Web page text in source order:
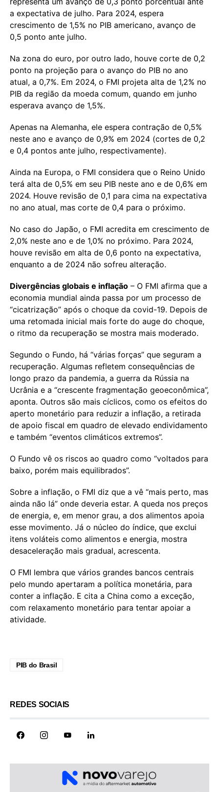
a expectativa de julho. Para 2024, espera
crescimento de 1,5% no PIB americano, avanço de
0,5 ponto ante julho.
Na zona do euro, por outro lado, houve corte de 0,2
ponto na projeção para o avanço do PIB no ano
atual, a 0,7%. Em 2024, o FMI projeta alta de 1,2% no
PIB da região da moeda comum, quando em junho
esperava avanço de 1,5%.
Apenas na Alemanha, ele espera contração de 0,5%
neste ano e avanço de 0,9% em 2024 (cortes de 0,2
e 0,4 pontos ante julho, respectivamente).
Ainda na Europa, o FMI considera que o Reino Unido
terá alta de 0,5% em seu PIB neste ano e de 0,6% em
2024. Houve revisão de 0,1 para cima na expectativa
no ano atual, mas corte de 0,4 para o próximo.
No caso do Japão, o FMI acredita em crescimento de
2,0% neste ano e de 1,0% no próximo. Para 2024,
houve revisão em alta de 0,6 ponto na expectativa,
enquanto a de 2024 não sofreu alteração.
Divergências globais e inflação – O FMI afirma que a
economia mundial ainda passa por um processo de
“cicatrização” após o choque da covid-19. Depois de
uma retomada inicial mais forte do auge do choque,
o ritmo da recuperação se mostra mais moderado.
Segundo o Fundo, há “várias forças” que seguram a
recuperação. Algumas refletem consequências de
longo prazo da pandemia, a guerra da Rússia na
Ucrânia e a “crescente fragmentação geoeconômica”,
aponta. Outros são mais cíclicos, como os efeitos do
aperto monetário para reduzir a inflação, a retirada
de apoio fiscal em quadro de elevado endividamento
e também “eventos climáticos extremos”.
O Fundo vê os riscos ao quadro como “voltados para
baixo, porém mais equilibrados”.
Sobre a inflação, o FMI diz que a vê “mais perto, mas
ainda não lá” onde deveria estar. A queda nos preços
de energia, e, em menor grau, a dos alimentos apoia
esse movimento. Já o núcleo do índice, que exclui
itens voláteis como alimentos e energia, mostra
desaceleração mais gradual, acrescenta.
O FMI lembra que vários grandes bancos centrais
pelo mundo apertaram a política monetária, para
conter a inflação. E cita a China como a exceção,
com relaxamento monetário para tentar apoiar a
atividade.
PIB do Brasil
REDES SOCIAIS